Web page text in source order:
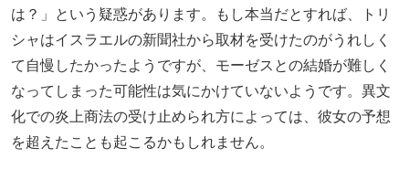
は？」という疑惑があります。もし本当だとすれば、トリ
シャはイスラエルの新聞社から取材を受けたのがうれしく
て自慢したかったようですが、モーゼスとの結婚が難しく
なってしまった可能性は気にかけていないようです。異文
化での炎上商法の受け止められ方によっては、彼女の予想
を超えたことも起こるかもしれません。